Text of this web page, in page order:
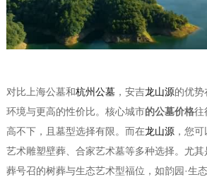
对比上海公墓和杭州公墓，安吉龙山源的优势
环境与更高的性价比。核心城市的公墓价格往
高不下，且墓型选择有限。而在龙山源，您可
艺术雕塑壁葬、合家艺术墓等多种选择。尤
葬号召的树葬与生态艺术型福位，如韵园·生